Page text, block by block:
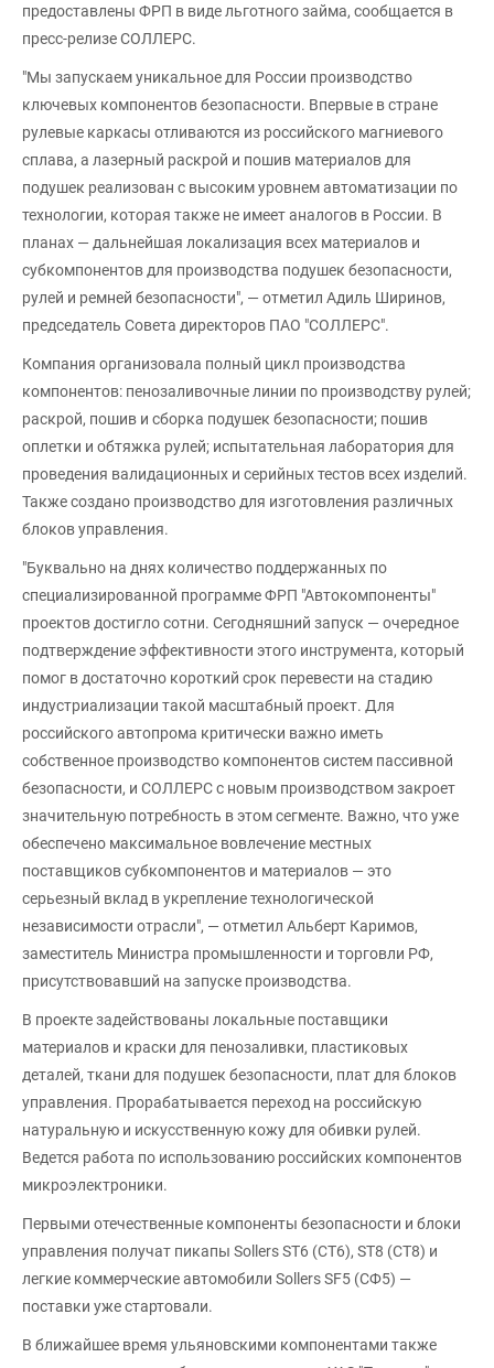
предоставлены ФРП в виде льготного займа, сообщается в
пресс-релизе СОЛЛЕРС.
"Мы запускаем уникальное для России производство
ключевых компонентов безопасности. Впервые в стране
рулевые каркасы отливаются из российского магниевого
сплава, а лазерный раскрой и пошив материалов для
подушек реализован с высоким уровнем автоматизации по
технологии, которая также не имеет аналогов в России. В
планах — дальнейшая локализация всех материалов и
субкомпонентов для производства подушек безопасности,
рулей и ремней безопасности", — отметил Адиль Ширинов,
председатель Совета директоров ПАО "СОЛЛЕРС".
Компания организовала полный цикл производства
компонентов: пенозаливочные линии по производству рулей;
раскрой, пошив и сборка подушек безопасности; пошив
оплетки и обтяжка рулей; испытательная лаборатория для
проведения валидационных и серийных тестов всех изделий.
Также создано производство для изготовления различных
блоков управления.
"Буквально на днях количество поддержанных по
специализированной программе ФРП "Автокомпоненты"
проектов достигло сотни. Сегодняшний запуск — очередное
подтверждение эффективности этого инструмента, который
помог в достаточно короткий срок перевести на стадию
индустриализации такой масштабный проект. Для
российского автопрома критически важно иметь
собственное производство компонентов систем пассивной
безопасности, и СОЛЛЕРС с новым производством закроет
значительную потребность в этом сегменте. Важно, что уже
обеспечено максимальное вовлечение местных
поставщиков субкомпонентов и материалов — это
серьезный вклад в укрепление технологической
независимости отрасли", — отметил Альберт Каримов,
заместитель Министра промышленности и торговли РФ,
присутствовавший на запуске производства.
В проекте задействованы локальные поставщики
материалов и краски для пенозаливки, пластиковых
деталей, ткани для подушек безопасности, плат для блоков
управления. Прорабатывается переход на российскую
натуральную и искусственную кожу для обивки рулей.
Ведется работа по использованию российских компонентов
микроэлектроники.
Первыми отечественные компоненты безопасности и блоки
управления получат пикапы Sollers ST6 (СТ6), ST8 (СТ8) и
легкие коммерческие автомобили Sollers SF5 (СФ5) —
поставки уже стартовали.
В ближайшее время ульяновскими компонентами также